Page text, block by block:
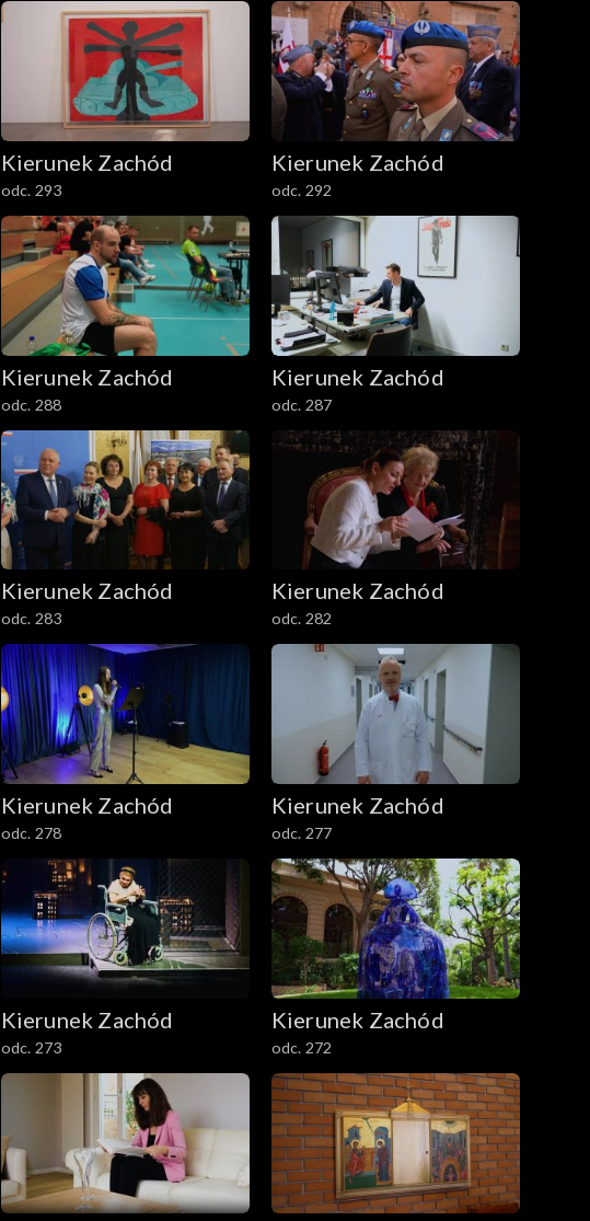
Kierunek Zachód
odc. 293
Kierunek Zachód
odc. 292
Kierunek Zachód
odc. 288
Kierunek Zachód
odc. 287
Kierunek Zachód
odc. 283
Kierunek Zachód
odc. 282
Kierunek Zachód
odc. 278
Kierunek Zachód
odc. 277
Kierunek Zachód
odc. 273
Kierunek Zachód
odc. 272